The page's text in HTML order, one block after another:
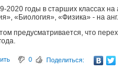
2020 годы в старших классах
«Биология», «Физика» - на
предусматривается, что
0 Поделиться: